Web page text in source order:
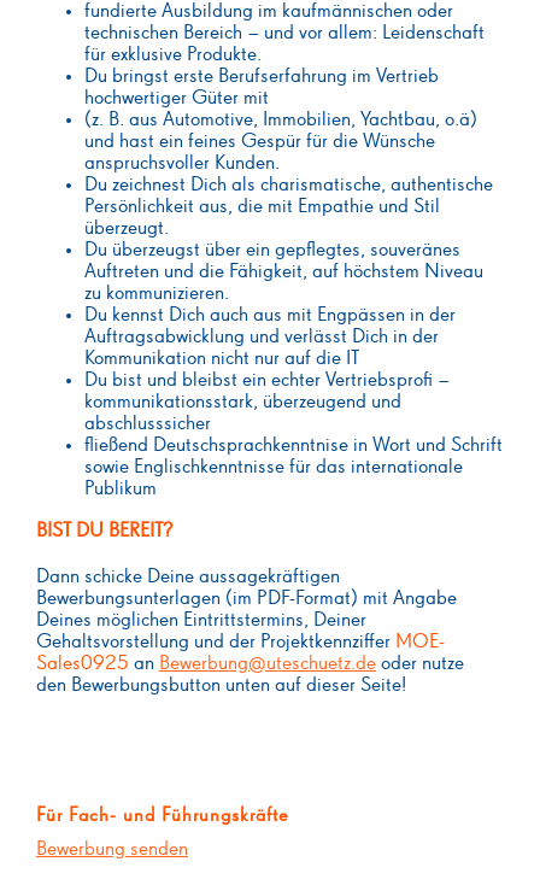
fundierte Ausbildung im kaufmännischen oder
technischen Bereich – und vor allem: Leidenschaft
für exklusive Produkte.
Du bringst erste Berufserfahrung im Vertrieb
hochwertiger Güter mit
(z. B. aus Automotive, Immobilien, Yachtbau, o.ä)
und hast ein feines Gespür für die Wünsche
anspruchsvoller Kunden.
Du zeichnest Dich als charismatische, authentische
Persönlichkeit aus, die mit Empathie und Stil
überzeugt.
Du überzeugst über ein gepflegtes, souveränes
Auftreten und die Fähigkeit, auf höchstem Niveau
zu kommunizieren.
Du kennst Dich auch aus mit Engpässen in der
Auftragsabwicklung und verlässt Dich in der
Kommunikation nicht nur auf die IT
Du bist und bleibst ein echter Vertriebsprofi –
kommunikationsstark, überzeugend und
abschlusssicher
fließend Deutschsprachkenntnise in Wort und Schrift
sowie Englischkenntnisse für das internationale
Publikum
BIST DU BEREIT?
Dann schicke Deine aussagekräftigen
Bewerbungsunterlagen (im PDF-Format) mit Angabe
Deines möglichen Eintrittstermins, Deiner
Gehaltsvorstellung und der Projektkennziffer MOE-
Sales0925 an Bewerbung@uteschuetz.de oder nutze
den Bewerbungsbutton unten auf dieser Seite!
Für Fach- und Führungskräfte
Bewerbung senden